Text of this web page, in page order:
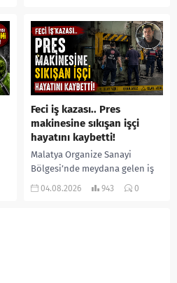
Feci iş kazası.. Pres
makinesine sıkışan işçi
hayatını kaybetti!
Malatya Organize Sanayi
Bölgesi’nde meydana gelen iş
kazasında, pres makinesine
04.08.2026 943 0